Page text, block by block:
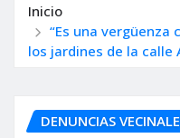
Inicio
“Es una
los jardines de la calle
DENUNCIAS